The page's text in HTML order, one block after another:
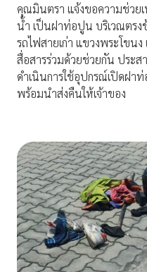
คุณมินตรา แจ้งขอความช่วย
น้ำ เป็นฝาท่อปูน บริเวณตร
รถไฟสายเก่า แขวงพระโขน
สื่อสารร่วมด้วยช่วยกัน ประ
ดำเนินการใช้อุปกรณ์เปิดฝ
พร้อมนำส่งคืนให้เจ้าของ